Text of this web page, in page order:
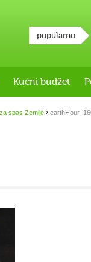
popularno
Kućni budžet
spas Zemlje ›